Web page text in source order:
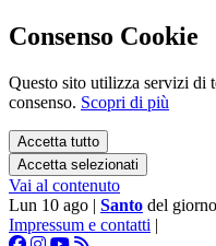
Consenso Cookie
Questo sito utilizza servizi di
consenso. Scopri di più
Accetta tutto
Accetta selezionati
Vai al contenuto
Lun 10 ago | Santo del giorno
Impressum e contatti |